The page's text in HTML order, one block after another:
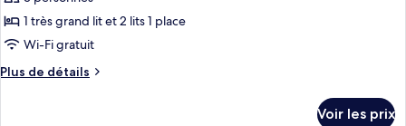
vue
piscine
ce
type
chambre :
1 très grand lit et 2 lits 1 place
Wi-Fi gratuit
Plus de détails
Plus
Voir les prix